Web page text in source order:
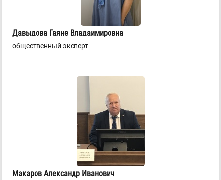
Давыдова Гаяне Владаимировна
общественный эксперт
Макаров Александр Иванович